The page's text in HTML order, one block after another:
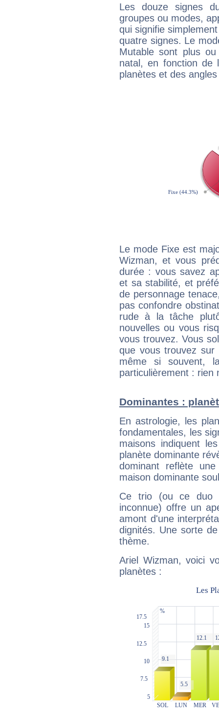
Les douze signes
groupes ou modes,
qui signifie
quatre signes. Le
Mutable sont plus
natal, en fonction de
planètes et des
Le mode Fixe est
Wizman, et vous
durée : vous savez
et sa stabilité, et
de personnage
pas confondre
rude à la tâche
nouvelles ou vous
vous trouvez. Vous
que vous trouvez
même si souvent,
particulièrement : rien
Dominantes :
En astrologie, les
fondamentales, les
maisons indiquent
planète dominante
dominant reflète
maison dominante
Ce trio (ou ce duo
inconnue) offre un
amont d'une
dignités. Une sorte
thème.
Ariel Wizman, voici
planètes :